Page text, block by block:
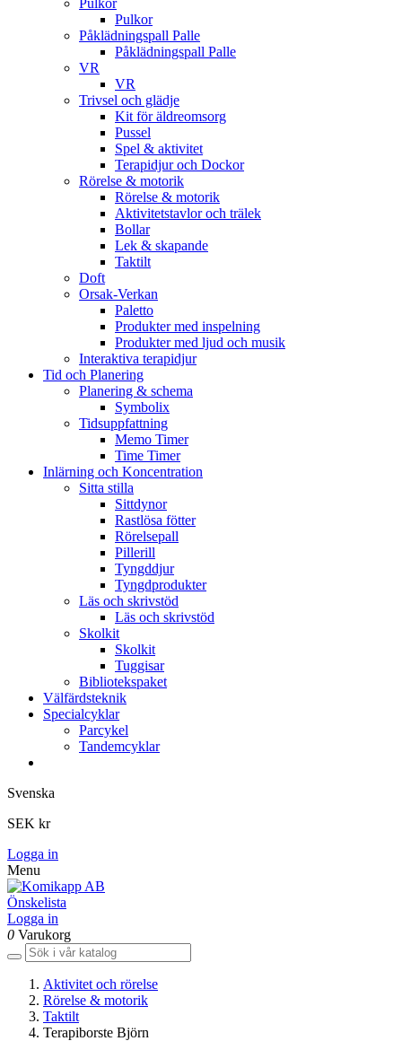
Pulkor
Påklädningspall Palle
Påklädningspall Palle
VR
VR
Trivsel och glädje
Kit för äldreomsorg
Pussel
Spel & aktivitet
Terapidjur och Dockor
Rörelse & motorik
Rörelse & motorik
Aktivitetstavlor och trälek
Bollar
Lek & skapande
Taktilt
Doft
Orsak-Verkan
Paletto
Produkter med inspelning
Produkter med ljud och musik
Interaktiva terapidjur
Tid och Planering
Planering & schema
Symbolix
Tidsuppfattning
Memo Timer
Time Timer
Inlärning och Koncentration
Sitta stilla
Sittdynor
Rastlösa fötter
Rörelsepall
Pillerill
Tyngddjur
Tyngdprodukter
Läs och skrivstöd
Läs och skrivstöd
Skolkit
Skolkit
Tuggisar
Bibliotekspaket
Välfärdsteknik
Specialcyklar
Parcykel
Tandemcyklar
Svenska
SEK kr
Logga in
Menu
Önskelista
Logga in
0 Varukorg
Aktivitet och rörelse
Rörelse & motorik
Taktilt
Terapiborste Björn